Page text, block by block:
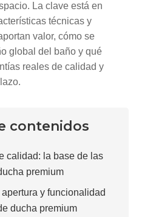
La clave está en
técnicas y
valor, cómo se
global del baño y qué
reales de calidad y
contenidos
calidad: la base de las
premium
y funcionalidad
ducha premium